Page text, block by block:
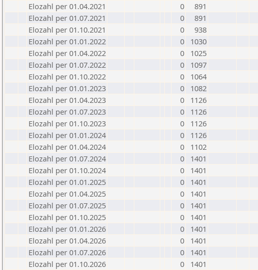
Elozahl per 01.04.2021
0
891
Elozahl per 01.07.2021
0
891
Elozahl per 01.10.2021
0
938
Elozahl per 01.01.2022
0
1030
Elozahl per 01.04.2022
0
1025
Elozahl per 01.07.2022
0
1097
Elozahl per 01.10.2022
0
1064
Elozahl per 01.01.2023
0
1082
Elozahl per 01.04.2023
0
1126
Elozahl per 01.07.2023
0
1126
Elozahl per 01.10.2023
0
1126
Elozahl per 01.01.2024
0
1126
Elozahl per 01.04.2024
0
1102
Elozahl per 01.07.2024
0
1401
Elozahl per 01.10.2024
0
1401
Elozahl per 01.01.2025
0
1401
Elozahl per 01.04.2025
0
1401
Elozahl per 01.07.2025
0
1401
Elozahl per 01.10.2025
0
1401
Elozahl per 01.01.2026
0
1401
Elozahl per 01.04.2026
0
1401
Elozahl per 01.07.2026
0
1401
Elozahl per 01.10.2026
0 1401